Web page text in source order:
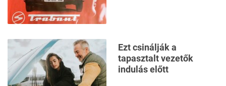
Ezt csinálják a
tapasztalt vezetők
indulás előtt